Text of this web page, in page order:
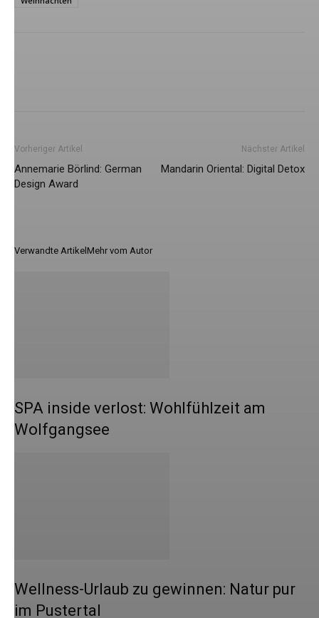
Vorheriger Artikel
Annemarie Börlind: German
Design Award
Nächster Artikel
Mandarin Oriental: Digital Detox
Verwandte Artikel Mehr vom Autor
SPA inside verlost: Wohlfühlzeit am
Wolfgangsee
Wellness-Urlaub zu gewinnen: Natur pur
im Pustertal